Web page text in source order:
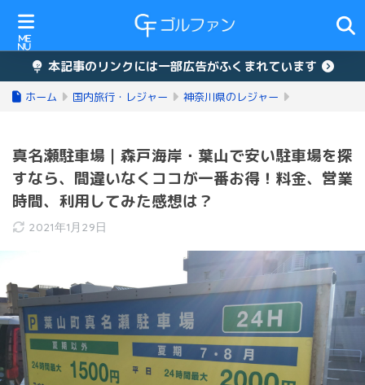
本記事のリンクには一部広告がふくまれています
ホーム 国内旅行・レジャー 神奈川県のレジャー
真名瀬駐車場｜森戸海岸・葉山で安い駐車場を探
すなら、間違いなくココが一番お得！料金、営業
時間、利用してみた感想は？
2021年1月29日